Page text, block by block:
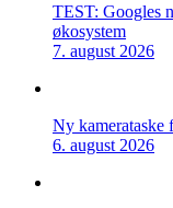
TEST: Googles
økosystem
7. august 2026
Ny
6. august 2026